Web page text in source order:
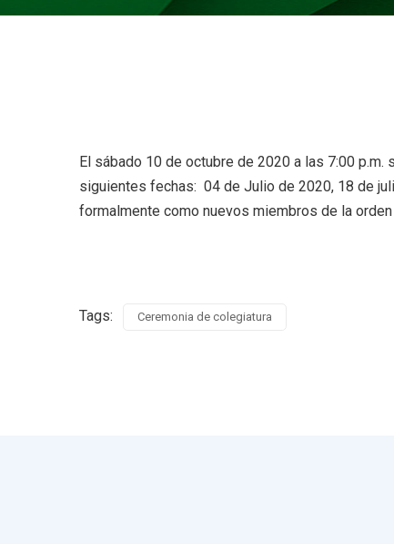
El sábado 10 de octubre de 2020 a las 7:00
siguientes fechas: 04 de Julio de 2020, 18 de
formalmente como nuevos miembros de la
Tags: Ceremonia de colegiatura